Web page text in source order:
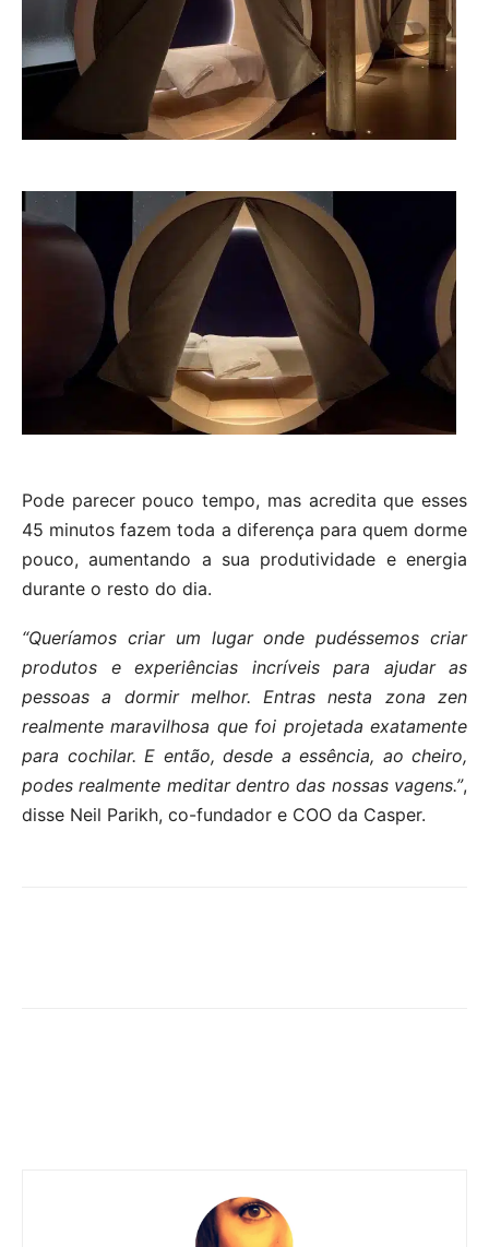
Pode parecer pouco tempo, mas acredita que esses
45 minutos fazem toda a diferença para quem dorme
pouco, aumentando a sua produtividade e energia
durante o resto do dia.
“Queríamos criar um lugar onde pudéssemos criar
produtos e experiências incríveis para ajudar as
pessoas a dormir melhor. Entras nesta zona zen
realmente maravilhosa que foi projetada exatamente
para cochilar. E então, desde a essência, ao cheiro,
podes realmente meditar dentro das nossas vagens.”,
disse Neil Parikh, co-fundador e COO da Casper.